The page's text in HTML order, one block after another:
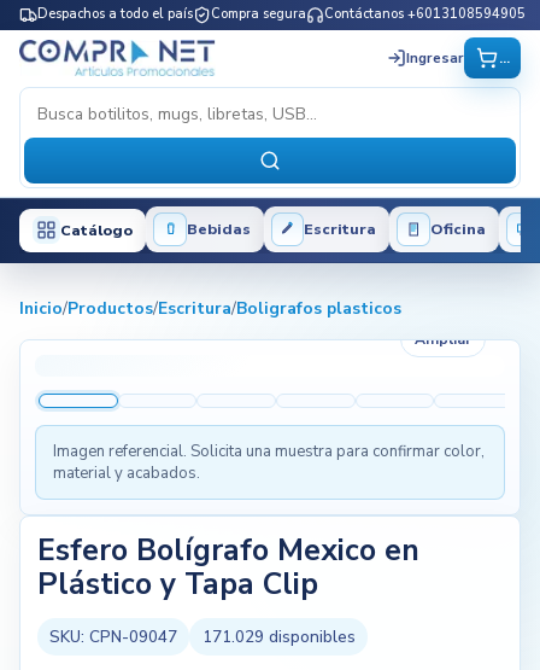
Despachos a todo el país Compra segura Contáctanos +6013108594905
Ingresar ...
Catálogo Bebidas Escritura Oficina
Inicio/Productos/Escritura/Boligrafos plasticos
Ampliar
Imagen referencial. Solicita una muestra para confirmar color,
material y acabados.
Esfero Bolígrafo Mexico en
Plástico y Tapa Clip
SKU: CPN-09047 171.029 disponibles